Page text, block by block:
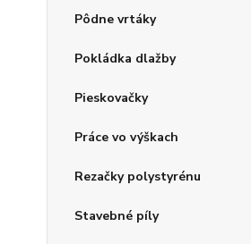
Pôdne vrtáky
Pokládka dlažby
Pieskovačky
Práce vo výškach
Rezačky polystyrénu
Stavebné píly